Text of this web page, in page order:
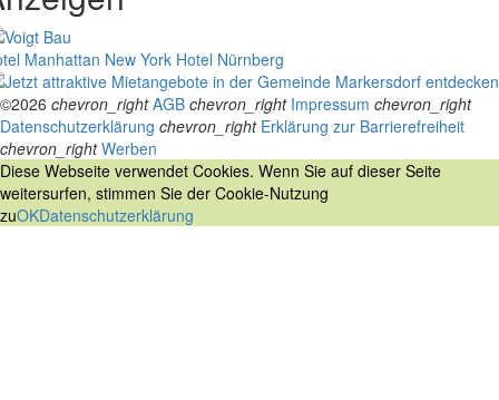
Manhattan New York Hotel Nürnberg
©2026 chevron_right AGB chevron_right Impressum chevron_right
Datenschutzerklärung chevron_right Erklärung zur Barrierefreiheit
chevron_right Werben
Diese Webseite verwendet Cookies. Wenn Sie auf dieser Seite
weitersurfen, stimmen Sie der Cookie-Nutzung
zuOKDatenschutzerklärung